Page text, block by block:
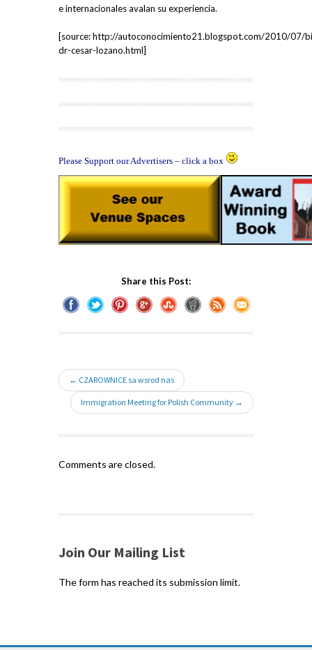
e internacionales avalan su experiencia.
[source: http://autoconocimiento21.blogspot.com/2010/07/
dr-cesar-lozano.html]
Please Support our Advertisers – click a box
Share this Post:
← CZAROWNICE sa wsrod nas
Immigration Meeting for Polish Community →
Comments are closed.
Join Our Mailing List
The form has reached its submission limit.